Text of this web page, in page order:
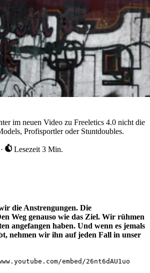
im neuen Video zu Freeletics 4.0 nicht die
Profisportler oder Stuntdoubles.
· Lesezeit 3 Min.
die Anstrengungen. Die
Weg genauso wie das Ziel. Wir rühmen
angefangen haben. Und wenn es jemals
nehmen wir ihn auf jeden Fall in unser
embed/26nt6dAU1uo